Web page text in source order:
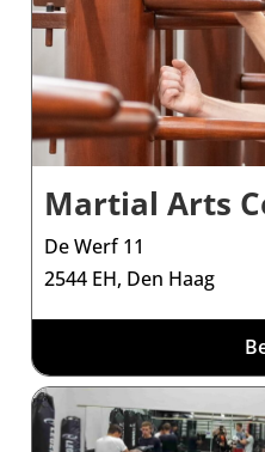
Martial Arts
De Werf 11
2544 EH, Den Haag